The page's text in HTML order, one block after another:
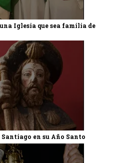
Iglesia que sea familia de
en su Año Santo